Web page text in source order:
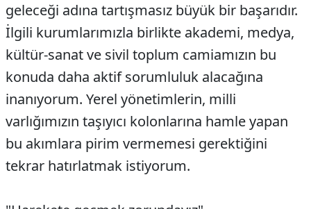
geleceği adına tartışmasız büyük bir başarıdır.
İlgili kurumlarımızla birlikte akademi, medya,
kültür-sanat ve sivil toplum camiamızın bu
konuda daha aktif sorumluluk alacağına
inanıyorum. Yerel yönetimlerin, milli
varlığımızın taşıyıcı kolonlarına hamle yapan
bu akımlara pirim vermemesi gerektiğini
tekrar hatırlatmak istiyorum.